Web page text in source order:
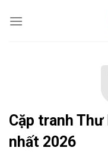
Cặp tranh Thư
nhất 2026